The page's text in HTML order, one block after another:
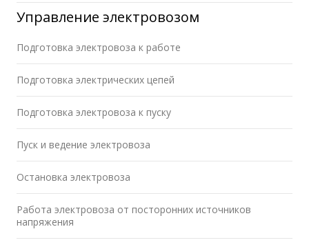
Управление электровозом
Подготовка электровоза к работе
Подготовка электрических цепей
Подготовка электровоза к пуску
Пуск и ведение электровоза
Остановка электровоза
Работа электровоза от посторонних источников
напряжения